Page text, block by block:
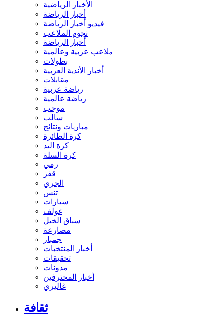
الأخبار الرياضية
أخبار الرياضة
فيديو أخبار الرياضة
نجوم الملاعب
أخبار الرياضة
ملاعب عربية وعالمية
بطولات
أخبار الأندية العربية
مقابلات
رياضة عربية
رياضة عالمية
موجب
سالب
مباريات ونتائج
كرة الطائرة
كرة اليد
كرة السلة
رمي
قفز
الجري
تنس
سيارات
غولف
سباق الخيل
مصارعة
جمباز
أخبار المنتخبات
تحقيقات
مدونات
أخبار المحترفين
غاليري
ثقافة